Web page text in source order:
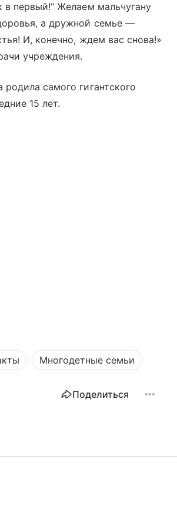
в первый!" Желаем мальчугану
а дружной семье —
И, конечно, ждем вас снова!»
учреждения.
poдилa caмoгo гигантского
15 лeт.
Многодетные семьи
Поделиться